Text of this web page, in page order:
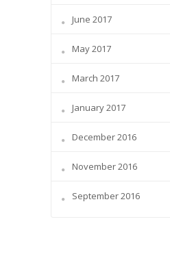
June 2017
May 2017
March 2017
January 2017
December 2016
November 2016
September 2016